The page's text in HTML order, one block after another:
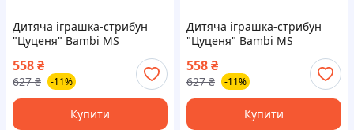
Дитяча іграшка-стрибун
"Цуценя" Bambi MS
World-of-Toys
558₴
627 ₴ -11%
Купити
Дитяча іграшка-стрибун
"Цуценя" Bambi MS
World-of-Toys
558₴
627 ₴ -11%
Купити